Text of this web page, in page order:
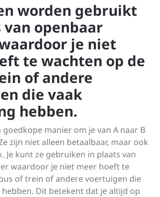
worden gebruikt
openbaar
je niet
te wachten op de
of andere
die vaak
hebben.
goedkope manier om je van A naar B
zijn niet alleen betaalbaar, maar ook
Je kunt ze gebruiken in plaats van
waardoor je niet meer hoeft te
of trein of andere voertuigen die
Dit betekent dat je altijd op